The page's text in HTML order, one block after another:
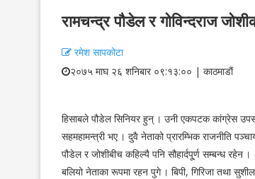
रामचन्द्र पौडेल र गोविन्दराज
रमेश सापकोटा
२०७५ माघ २६ शनिबार ०९:१३:०० | काठमाडाैं
हिसाबले पौडेल सिनियर हुन् । उनी एकपटक कांग्रेस
सहमहामन्त्री भए । दुवै नेताको प्रारम्भिक राजनीति
पौडेल र जोशीबीच कहिल्यै पनि सौहार्दपू्र्ण सम्बन्ध
बलियो नेताका रूपमा रहन पुगे । बिपी, गिरिजा तथा